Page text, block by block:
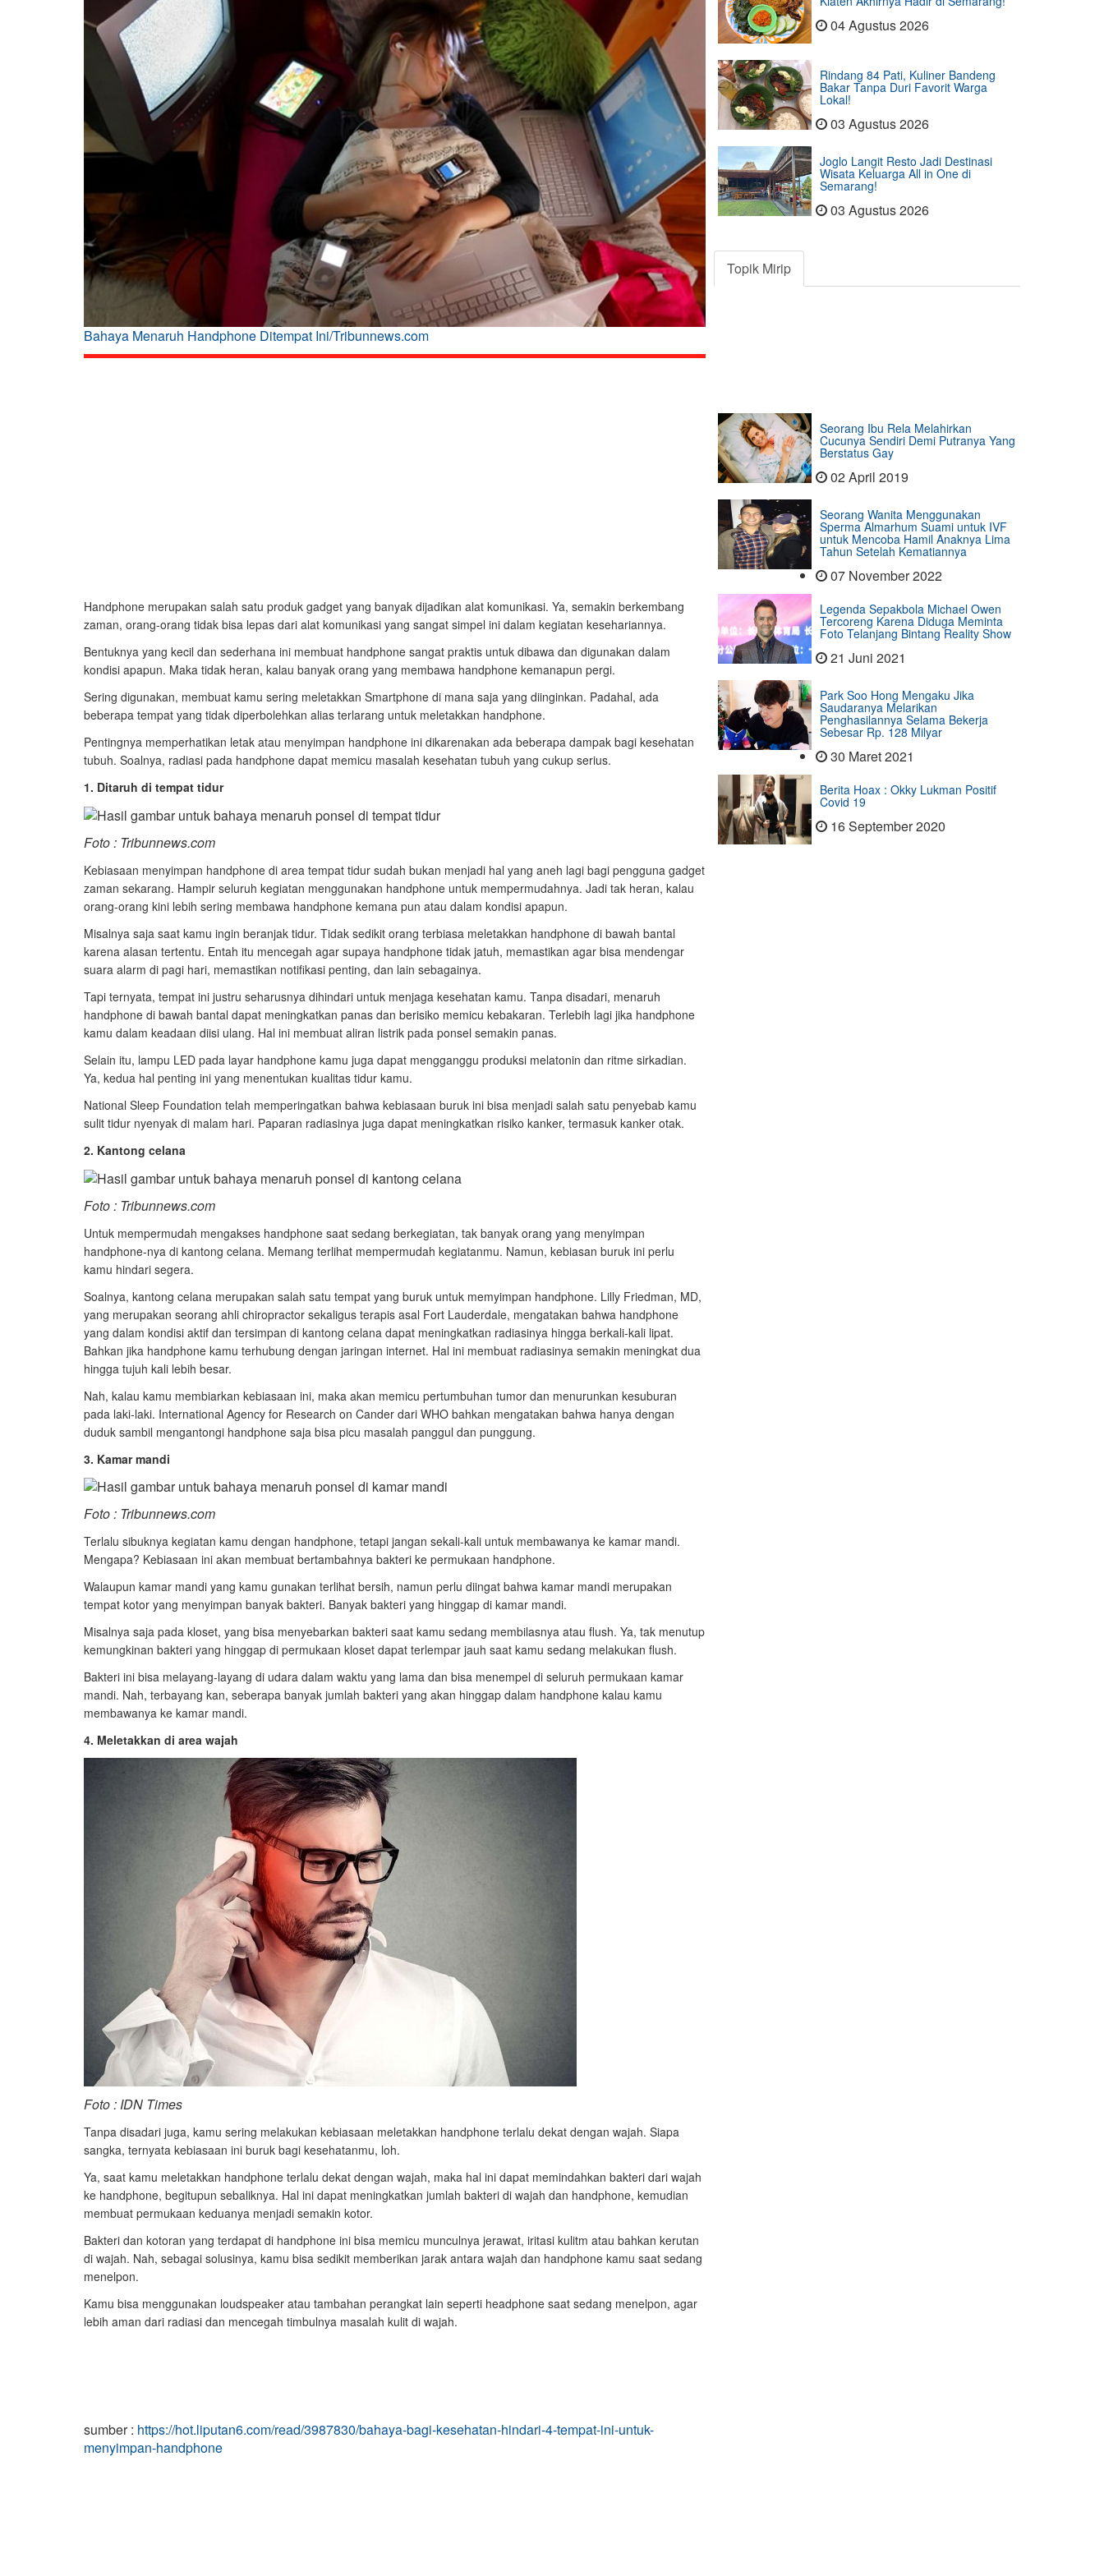
Bahaya Menaruh Handphone Ditempat Ini/Tribunnews.com
Handphone merupakan salah satu produk gadget yang banyak dijadikan alat komunikasi. Ya, semakin berkembang
zaman, orang-orang tidak bisa lepas dari alat komunikasi yang sangat simpel ini dalam kegiatan kesehariannya.
Bentuknya yang kecil dan sederhana ini membuat handphone sangat praktis untuk dibawa dan digunakan dalam
kondisi apapun. Maka tidak heran, kalau banyak orang yang membawa handphone kemanapun pergi.
Sering digunakan, membuat kamu sering meletakkan Smartphone di mana saja yang diinginkan. Padahal, ada
beberapa tempat yang tidak diperbolehkan alias terlarang untuk meletakkan handphone.
Pentingnya memperhatikan letak atau menyimpan handphone ini dikarenakan ada beberapa dampak bagi kesehatan
tubuh. Soalnya, radiasi pada handphone dapat memicu masalah kesehatan tubuh yang cukup serius.
1. Ditaruh di tempat tidur
Foto : Tribunnews.com
Kebiasaan menyimpan handphone di area tempat tidur sudah bukan menjadi hal yang aneh lagi bagi pengguna gadget
zaman sekarang. Hampir seluruh kegiatan menggunakan handphone untuk mempermudahnya. Jadi tak heran, kalau
orang-orang kini lebih sering membawa handphone kemana pun atau dalam kondisi apapun.
Misalnya saja saat kamu ingin beranjak tidur. Tidak sedikit orang terbiasa meletakkan handphone di bawah bantal
karena alasan tertentu. Entah itu mencegah agar supaya handphone tidak jatuh, memastikan agar bisa mendengar
suara alarm di pagi hari, memastikan notifikasi penting, dan lain sebagainya.
Tapi ternyata, tempat ini justru seharusnya dihindari untuk menjaga kesehatan kamu. Tanpa disadari, menaruh
handphone di bawah bantal dapat meningkatkan panas dan berisiko memicu kebakaran. Terlebih lagi jika handphone
kamu dalam keadaan diisi ulang. Hal ini membuat aliran listrik pada ponsel semakin panas.
Selain itu, lampu LED pada layar handphone kamu juga dapat mengganggu produksi melatonin dan ritme sirkadian.
Ya, kedua hal penting ini yang menentukan kualitas tidur kamu.
National Sleep Foundation telah memperingatkan bahwa kebiasaan buruk ini bisa menjadi salah satu penyebab kamu
sulit tidur nyenyak di malam hari. Paparan radiasinya juga dapat meningkatkan risiko kanker, termasuk kanker otak.
2. Kantong celana
Foto : Tribunnews.com
Untuk mempermudah mengakses handphone saat sedang berkegiatan, tak banyak orang yang menyimpan
handphone-nya di kantong celana. Memang terlihat mempermudah kegiatanmu. Namun, kebiasan buruk ini perlu
kamu hindari segera.
Soalnya, kantong celana merupakan salah satu tempat yang buruk untuk memyimpan handphone. Lilly Friedman, MD,
yang merupakan seorang ahli chiropractor sekaligus terapis asal Fort Lauderdale, mengatakan bahwa handphone
yang dalam kondisi aktif dan tersimpan di kantong celana dapat meningkatkan radiasinya hingga berkali-kali lipat.
Bahkan jika handphone kamu terhubung dengan jaringan internet. Hal ini membuat radiasinya semakin meningkat dua
hingga tujuh kali lebih besar.
Nah, kalau kamu membiarkan kebiasaan ini, maka akan memicu pertumbuhan tumor dan menurunkan kesuburan
pada laki-laki. International Agency for Research on Cander dari WHO bahkan mengatakan bahwa hanya dengan
duduk sambil mengantongi handphone saja bisa picu masalah panggul dan punggung.
3. Kamar mandi
Foto : Tribunnews.com
Terlalu sibuknya kegiatan kamu dengan handphone, tetapi jangan sekali-kali untuk membawanya ke kamar mandi.
Mengapa? Kebiasaan ini akan membuat bertambahnya bakteri ke permukaan handphone.
Walaupun kamar mandi yang kamu gunakan terlihat bersih, namun perlu diingat bahwa kamar mandi merupakan
tempat kotor yang menyimpan banyak bakteri. Banyak bakteri yang hinggap di kamar mandi.
Misalnya saja pada kloset, yang bisa menyebarkan bakteri saat kamu sedang membilasnya atau flush. Ya, tak menutup
kemungkinan bakteri yang hinggap di permukaan kloset dapat terlempar jauh saat kamu sedang melakukan flush.
Bakteri ini bisa melayang-layang di udara dalam waktu yang lama dan bisa menempel di seluruh permukaan kamar
mandi. Nah, terbayang kan, seberapa banyak jumlah bakteri yang akan hinggap dalam handphone kalau kamu
membawanya ke kamar mandi.
4. Meletakkan di area wajah
Foto : IDN Times
Tanpa disadari juga, kamu sering melakukan kebiasaan meletakkan handphone terlalu dekat dengan wajah. Siapa
sangka, ternyata kebiasaan ini buruk bagi kesehatanmu, loh.
Ya, saat kamu meletakkan handphone terlalu dekat dengan wajah, maka hal ini dapat memindahkan bakteri dari wajah
ke handphone, begitupun sebaliknya. Hal ini dapat meningkatkan jumlah bakteri di wajah dan handphone, kemudian
membuat permukaan keduanya menjadi semakin kotor.
Bakteri dan kotoran yang terdapat di handphone ini bisa memicu munculnya jerawat, iritasi kulitm atau bahkan kerutan
di wajah. Nah, sebagai solusinya, kamu bisa sedikit memberikan jarak antara wajah dan handphone kamu saat sedang
menelpon.
Kamu bisa menggunakan loudspeaker atau tambahan perangkat lain seperti headphone saat sedang menelpon, agar
lebih aman dari radiasi dan mencegah timbulnya masalah kulit di wajah.
sumber : https://hot.liputan6.com/read/3987830/bahaya-bagi-kesehatan-hindari-4-tempat-ini-untuk-
menyimpan-handphone
04 Agustus 2026
Rindang 84 Pati, Kuliner Bandeng
Bakar Tanpa Duri Favorit Warga
Lokal!
03 Agustus 2026
Joglo Langit Resto Jadi Destinasi
Wisata Keluarga All in One di
Semarang!
03 Agustus 2026
Topik Mirip
Seorang Ibu Rela Melahirkan
Cucunya Sendiri Demi Putranya Yang
Berstatus Gay
02 April 2019
Seorang Wanita Menggunakan
Sperma Almarhum Suami untuk IVF
untuk Mencoba Hamil Anaknya Lima
Tahun Setelah Kematiannya
07 November 2022
Legenda Sepakbola Michael Owen
Tercoreng Karena Diduga Meminta
Foto Telanjang Bintang Reality Show
21 Juni 2021
Park Soo Hong Mengaku Jika
Saudaranya Melarikan
Penghasilannya Selama Bekerja
Sebesar Rp. 128 Milyar
30 Maret 2021
Berita Hoax : Okky Lukman Positif
Covid 19
16 September 2020